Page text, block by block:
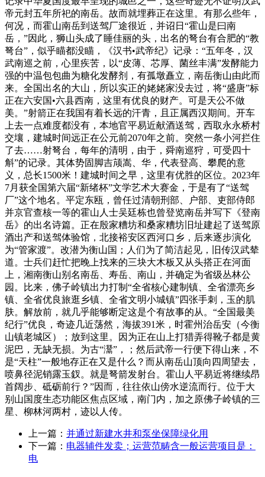
上一篇： 并通过新建水井和泵坐保障绿化用
下一篇： 电器辅件发卖；运营范畴含一般运营项目是：
电